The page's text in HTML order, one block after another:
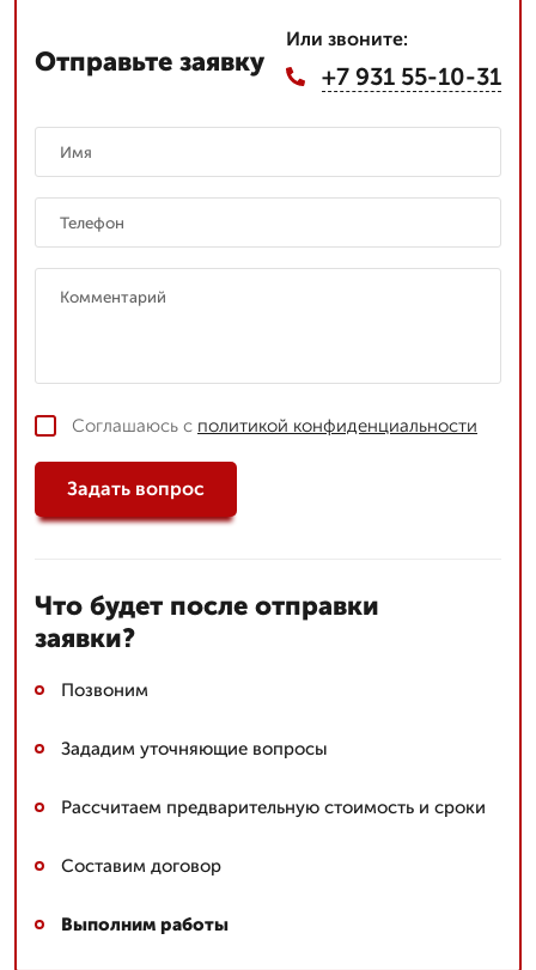
Отправьте заявку
Или звоните:
+7 931 55-10-31
Соглашаюсь с политикой конфиденциальности
Задать вопрос
Что будет после отправки
заявки?
Позвоним
Зададим уточняющие вопросы
Рассчитаем предварительную стоимость и сроки
Составим договор
Выполним работы